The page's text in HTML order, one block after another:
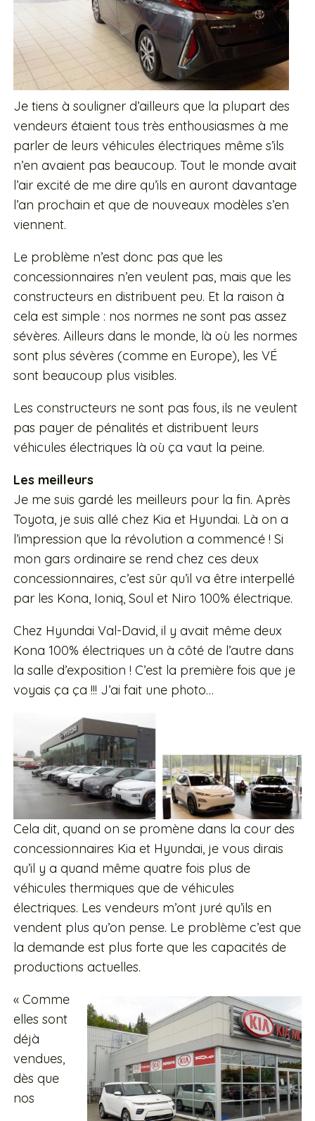
Je tiens à souligner d’ailleurs que la plupart des
vendeurs étaient tous très enthousiasmes à me
parler de leurs véhicules électriques même s’ils
n’en avaient pas beaucoup. Tout le monde avait
l’air excité de me dire qu’ils en auront davantage
l’an prochain et que de nouveaux modèles s’en
viennent.
Le problème n’est donc pas que les
concessionnaires n’en veulent pas, mais que les
constructeurs en distribuent peu. Et la raison à
cela est simple : nos normes ne sont pas assez
sévères. Ailleurs dans le monde, là où les normes
sont plus sévères (comme en Europe), les VÉ
sont beaucoup plus visibles.
Les constructeurs ne sont pas fous, ils ne veulent
pas payer de pénalités et distribuent leurs
véhicules électriques là où ça vaut la peine.
Les meilleurs
Je me suis gardé les meilleurs pour la fin. Après
Toyota, je suis allé chez Kia et Hyundai. Là on a
l’impression que la révolution a commencé ! Si
mon gars ordinaire se rend chez ces deux
concessionnaires, c’est sûr qu’il va être interpellé
par les Kona, Ioniq, Soul et Niro 100% électrique.
Chez Hyundai Val-David, il y avait même deux
Kona 100% électriques un à côté de l’autre dans
la salle d’exposition ! C’est la première fois que je
voyais ça ça !!! J’ai fait une photo…
Cela dit, quand on se promène dans la cour des
concessionnaires Kia et Hyundai, je vous dirais
qu’il y a quand même quatre fois plus de
véhicules thermiques que de véhicules
électriques. Les vendeurs m’ont juré qu’ils en
vendent plus qu’on pense. Le problème c’est que
la demande est plus forte que les capacités de
productions actuelles.
« Comme
elles sont
déjà
vendues,
dès que
nos